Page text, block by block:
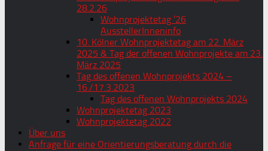
28.2.26
Wohnprojektetag ’26
AusstellerInneninfo
10. Kölner Wohnprojektetag am 22. März
2025 & Tag der offenen Wohnprojekte am 23.
März 2025
Tag des offenen Wohnprojekts 2024 –
16./17.3.2023
Tag des offenen Wohnprojekts 2024
Wohnprojektetag 2023
Wohnprojektetag 2022
Über uns
Anfrage für eine Orientierungsberatung durch die